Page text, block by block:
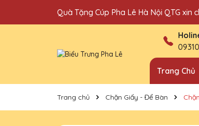
Quà Tặng Cúp Pha Lê Hà Nội QTG xin
Địa chỉ bán cúp vinh danh uy tín tại Hà
Trang Chủ
Trang chủ Chặn Giấy - Để Bàn